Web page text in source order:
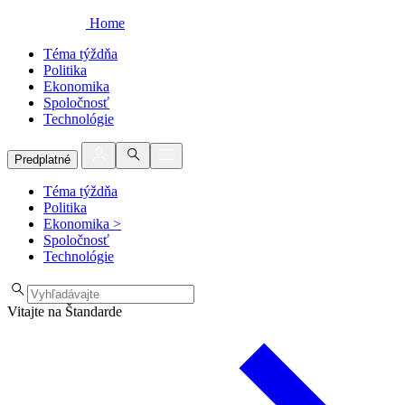
Home
Téma týždňa
Politika
Ekonomika
Spoločnosť
Technológie
Predplatné
Téma týždňa
Politika
Ekonomika >
Spoločnosť
Technológie
Vitajte na Štandarde